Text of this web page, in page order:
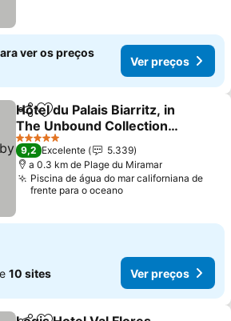
ver os preços
Ver preços
PartilharAdicionar aos favoritos
Hôtel du Palais Biarritz, in
The Unbound Collection
by Hyatt
5 Estrelas
9,2 Excelente
5.339
a 0.3 km de Plage du Miramar
Piscina de água do mar californiana de
frente para o oceano
10 sites Ver preços